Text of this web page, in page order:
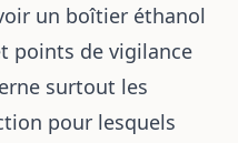
un boîtier éthanol
points de vigilance
surtout les
pour lesquels